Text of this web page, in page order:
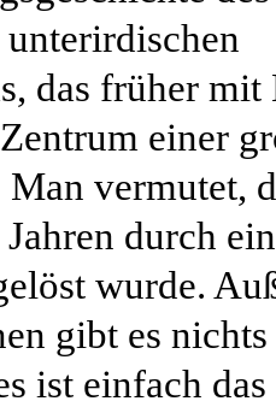
das früher
einer
vermutet,
durch
wurde.
gibt es nichts
ist einfach